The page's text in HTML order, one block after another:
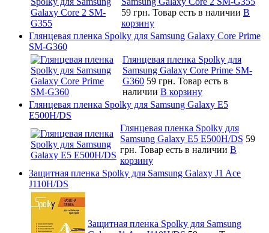
59 грн. Товар есть в наличии В
корзину
Глянцевая пленка Spolky для Samsung Galaxy Core Prime
SM-G360
Глянцевая пленка Spolky для
Samsung Galaxy Core Prime SM-
G360 59 грн. Товар есть в
наличии В корзину
Глянцевая пленка Spolky для Samsung Galaxy E5
E500H/DS
Глянцевая пленка Spolky для
Samsung Galaxy E5 E500H/DS 59
грн. Товар есть в наличии В
корзину
Защитная пленка Spolky для Samsung Galaxy J1 Ace
J110H/DS
Защитная пленка Spolky для Samsung